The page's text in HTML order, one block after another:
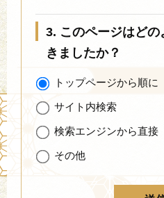
3. このページはど
きましたか？
トップページから順に
サイト内検索
検索エンジンから直接
その他